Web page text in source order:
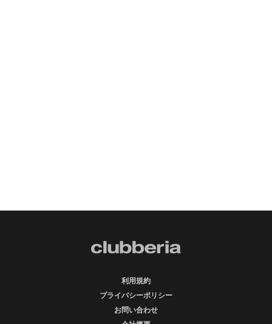
利用規約
プライバシーポリシー
お問い合わせ